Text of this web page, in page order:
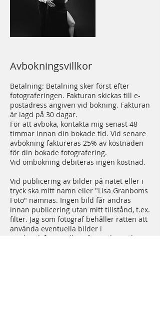
Avbokningsvillkor
Betalning: Betalning sker först efter
fotograferingen. Fakturan skickas till e-
postadress angiven vid bokning. Fakturan
är lagd på 30 dagar.
För att avboka, kontakta mig senast 48
timmar innan din bokade tid. Vid senare
avbokning faktureras 25% av kostnaden
för din bokade fotografering.
Vid ombokning debiteras ingen kostnad.
Vid publicering av bilder på nätet eller i
tryck ska mitt namn eller "Lisa Granboms
Foto" nämnas. Ingen bild får ändras
innan publicering utan mitt tillstånd, t.ex.
filter. Jag som fotograf behåller rätten att
använda eventuella bilder i
marknadsföring eller på sociala medier.